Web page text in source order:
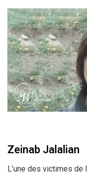
Zeinab Jalalian
L’une des victimes de